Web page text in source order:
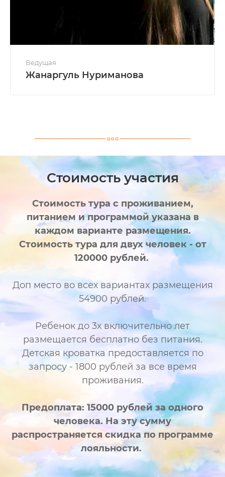
Ведущая
Жанаргуль Нуриманова
радостью поделится красотами и традициями
мастер‑классах.
Стоимость участия
Стоимость тура с проживанием,
питанием и программой указана в
каждом варианте размещения.
Стоимость тура для двух человек - от
120000 рублей.
Доп место во всех вариантах размещения
54900 рублей.
Ребенок до 3х включительно лет
размещается бесплатно без питания.
Детская кроватка предоставляется по
запросу - 1800 рублей за все время
проживания.
Предоплата: 15000 рублей за одного
человека. На эту сумму
распространяется скидка по программе
лояльности.